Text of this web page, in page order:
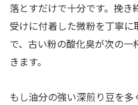
落とすだけで十分です。挽
受けに付着した微粉を丁寧
で、古い粉の酸化臭が次の
きます。
もし油分の強い深煎り豆を